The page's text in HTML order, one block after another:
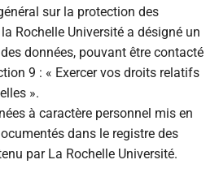
sur la protection des
Rochelle Université a désigné un
données, pouvant être contacté
9 : « Exercer vos droits relatifs
».
à caractère personnel mis en
dans le registre des
par La Rochelle Université.